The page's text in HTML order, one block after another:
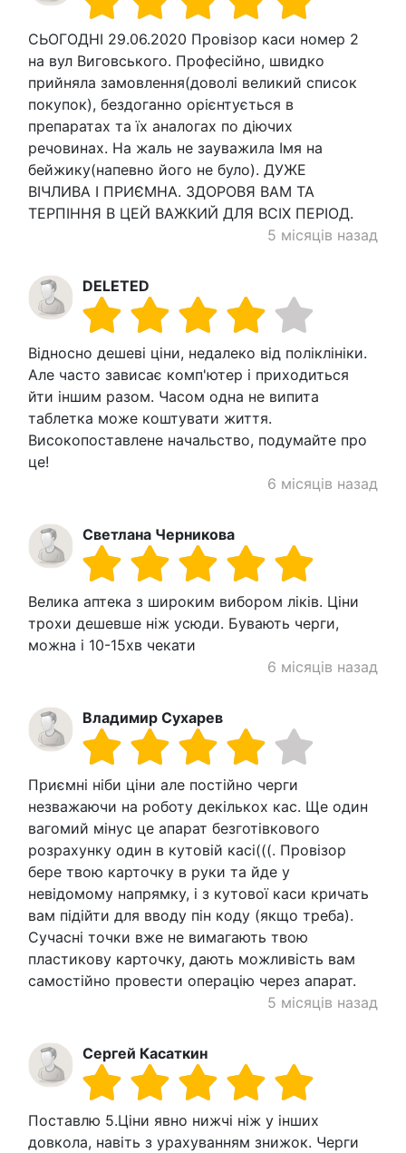
СЬОГОДНІ 29.06.2020 Провізор каси номер 2
на вул Виговського. Професійно, швидко
прийняла замовлення(доволі великий список
покупок), бездоганно орієнтується в
препаратах та їх аналогах по діючих
речовинах. На жаль не зауважила Імя на
бейжику(напевно його не було). ДУЖЕ
ВІЧЛИВА І ПРИЄМНА. ЗДОРОВЯ ВАМ ТА
ТЕРПІННЯ В ЦЕЙ ВАЖКИЙ ДЛЯ ВСІХ ПЕРІОД.
5 місяців назад
DELETED
Відносно дешеві ціни, недалеко від поліклініки.
Але часто зависає комп'ютер і приходиться
йти іншим разом. Часом одна не випита
таблетка може коштувати життя.
Високопоставлене начальство, подумайте про
це!
6 місяців назад
Светлана Черникова
Велика аптека з широким вибором ліків. Ціни
трохи дешевше ніж усюди. Бувають черги,
можна і 10-15хв чекати
6 місяців назад
Владимир Сухарев
Приємні ніби ціни але постійно черги
незважаючи на роботу декількох кас. Ще один
вагомий мінус це апарат безготівкового
розрахунку один в кутовій касі(((. Провізор
бере твою карточку в руки та йде у
невідомому напрямку, і з кутової каси кричать
вам підійти для вводу пін коду (якщо треба).
Сучасні точки вже не вимагають твою
пластикову карточку, дають можливість вам
самостійно провести операцію через апарат.
5 місяців назад
Сергей Касаткин
Поставлю 5.Ціни явно нижчі ніж у інших
довкола, навіть з урахуванням знижок. Черги